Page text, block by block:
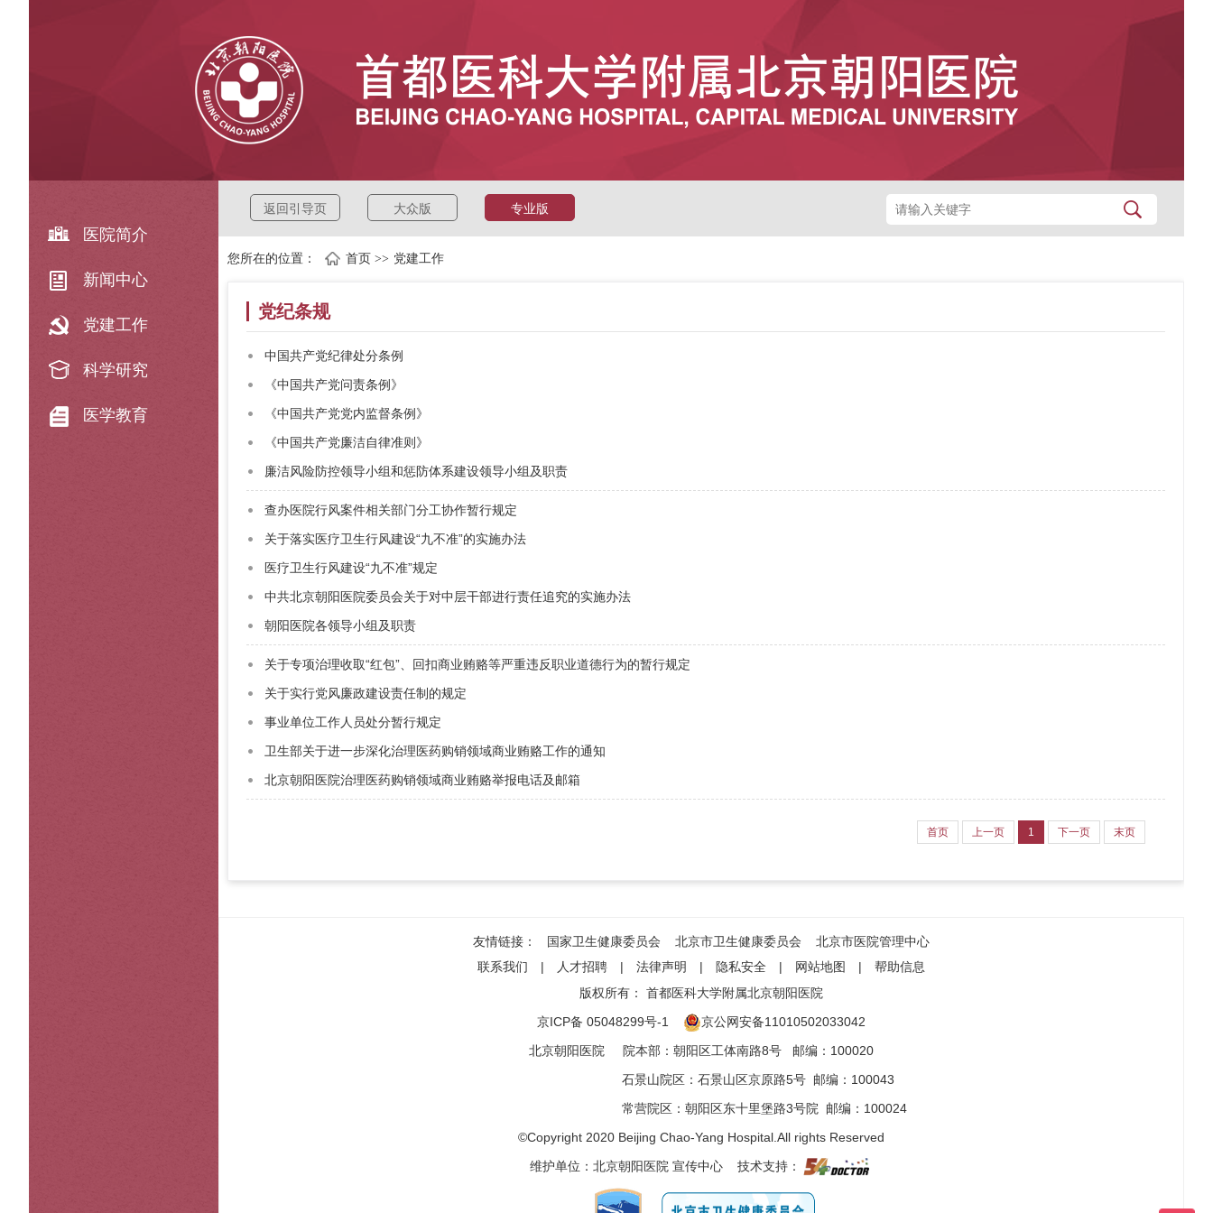
医院简介
新闻中心
党建工作
科学研究
医学教育
返回引导页 大众版 专业版
您所在的位置： 首页 >> 党建工作
党纪条规
中国共产党纪律处分条例
《中国共产党问责条例》
《中国共产党党内监督条例》
《中国共产党廉洁自律准则》
廉洁风险防控领导小组和惩防体系建设领导小组及职责
查办医院行风案件相关部门分工协作暂行规定
关于落实医疗卫生行风建设“九不准”的实施办法
医疗卫生行风建设“九不准”规定
中共北京朝阳医院委员会关于对中层干部进行责任追究的实施办法
朝阳医院各领导小组及职责
关于专项治理收取“红包”、回扣商业贿赂等严重违反职业道德行为的暂行规定
关于实行党风廉政建设责任制的规定
事业单位工作人员处分暂行规定
卫生部关于进一步深化治理医药购销领域商业贿赂工作的通知
北京朝阳医院治理医药购销领域商业贿赂举报电话及邮箱
首页 上一页 1 下一页 末页
友情链接： 国家卫生健康委员会 北京市卫生健康委员会
北京市医院管理中心
联系我们
| 人才招聘 | 法律声明 | 隐私安全 | 网站地图 |
帮助信息
版权所有： 首都医科大学附属北京朝阳医院
京ICP备 05048299号-1
京公网安备11010502033042
北京朝阳医院
院本部 ： 朝阳区工体南路8号 邮编：100020
石景山院区 ： 石景山区京原路5号 邮编：100043
常营院区 ： 朝阳区东十里堡路3号院 邮编：100024
©Copyright 2020 Beijing Chao-Yang Hospital.All rights Reserved
维护单位：北京朝阳医院 宣传中心 技术支持：